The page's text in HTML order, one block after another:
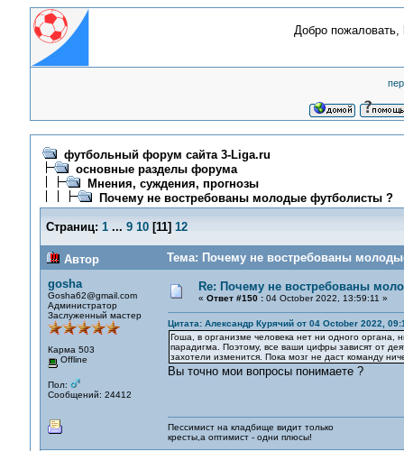
Добро пожаловать,
футбольный форум сайта 3-Liga.ru
основные разделы форума
Мнения, суждения, прогнозы
Почему не востребованы молодые футболисты ?
Страниц: 1 ... 9 10[11] 12
Автор
Тема: Почему не востребованы
gosha
Gosha62@gmail.com
Администратор
Заслуженный мастер
Карма 503
Offline
Пол:
Сообщений: 24412
Re: Почему не востребованы
« Ответ #150 :04 October 2022, 13:59:11 »
Цитата: Александр Курячий от 04 October 2022,
Гоша, в организме человека нет ни одного органа,
парадигма. Поэтому, все ваши цифры зависят от
захотели изменится. Пока мозг не даст команду
Вы точно мои вопросы понимаете ?
Пессимист на кладбище видит только
кресты,а оптимист - одни плюсы!